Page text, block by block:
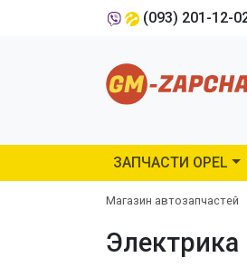
(093) 201-12-
ЗАПЧАСТИ OPEL
Магазин автозапчастей
Электрика